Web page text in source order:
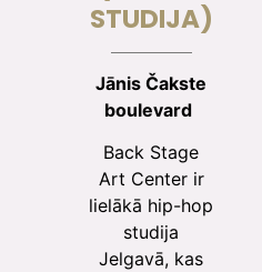
STUDIJA)
Jānis Čakste
boulevard
Back Stage
Art Center ir
lielākā hip-hop
studija
Jelgavā, kas